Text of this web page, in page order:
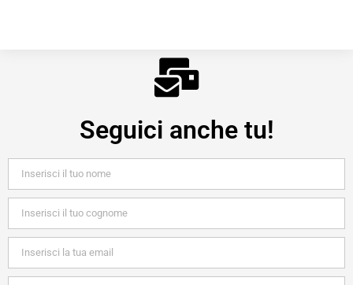
Seguici anche tu!